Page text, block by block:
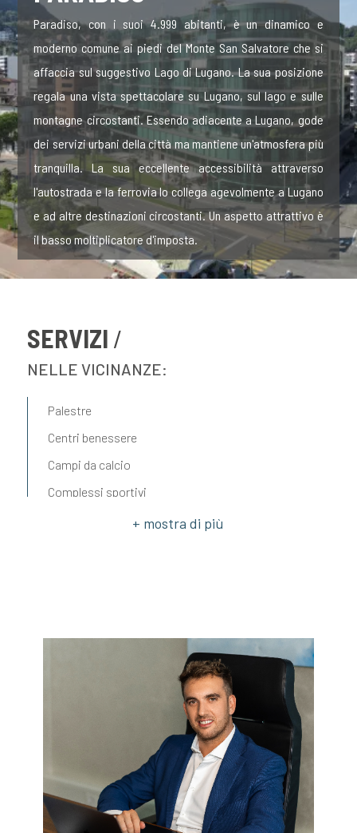
Paradiso, con i suoi 4.999 abitanti, è un dinamico e
moderno comune ai piedi del Monte San Salvatore che si
affaccia sul suggestivo Lago di Lugano. La sua posizione
regala una vista spettacolare su Lugano, sul lago e sulle
montagne circostanti. Essendo adiacente a Lugano, gode
dei servizi urbani della città ma mantiene un'atmosfera più
tranquilla. La sua eccellente accessibilità attraverso
l'autostrada e la ferrovia lo collega agevolmente a Lugano
e ad altre destinazioni circostanti. Un aspetto attrattivo è
il basso moltiplicatore d'imposta.
SERVIZI
NELLE VICINANZE:
Palestre
Centri benessere
Campi da calcio
Complessi sportivi
Centri commerciali
Uffici comunali